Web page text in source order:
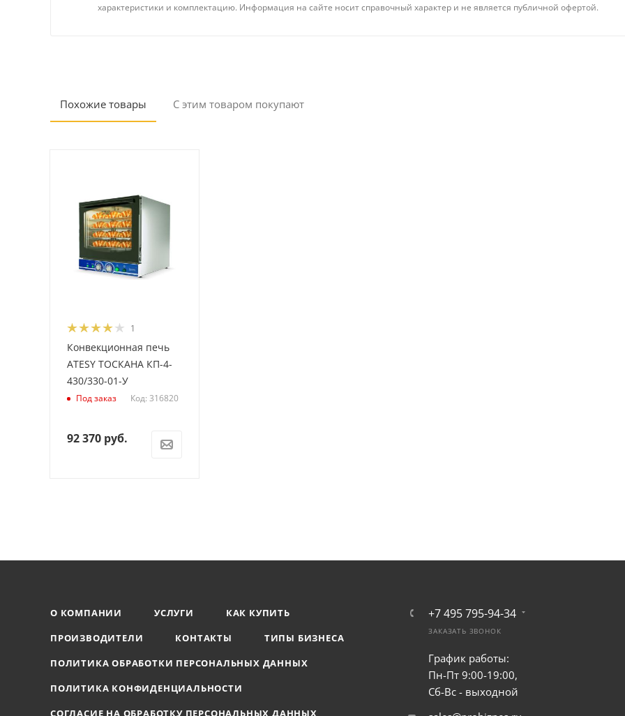
характеристики и комплектацию. Информация на сайте носит справочный характер и не является публичной офертой.
Похожие товары С этим товаром покупают
1
Конвекционная печь
ATESY ТОСКАНА КП-4-
430/330-01-У
Под заказ Код: 316820
92 370 руб.
О КОМПАНИИ УСЛУГИ
КАК КУПИТЬ
ПРОИЗВОДИТЕЛИ
КОНТАКТЫ
ТИПЫ БИЗНЕСА
ПОЛИТИКА ОБРАБОТКИ ПЕРСОНАЛЬНЫХ ДАННЫХ
ПОЛИТИКА КОНФИДЕНЦИАЛЬНОСТИ
СОГЛАСИЕ НА ОБРАБОТКУ ПЕРСОНАЛЬНЫХ ДАННЫХ
+7 495 795-94-34
ЗАКАЗАТЬ ЗВОНОК
График работы:
Пн-Пт 9:00-19:00,
Сб-Вс - выходной